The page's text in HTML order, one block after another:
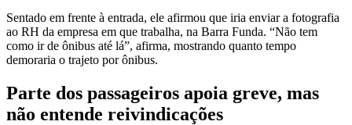
Sentado em frente à entrada, ele afirmou que iria enviar a fotografia
ao RH da empresa em que trabalha, na Barra Funda. “Não tem
como ir de ônibus até lá”, afirma, mostrando quanto tempo
demoraria o trajeto por ônibus.
Parte dos passageiros apoia greve, mas
não entende reivindicações